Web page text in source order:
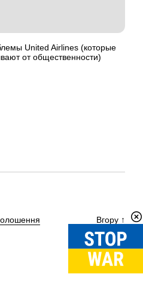
United Airlines (которые
от общественности)
Вгору ↑